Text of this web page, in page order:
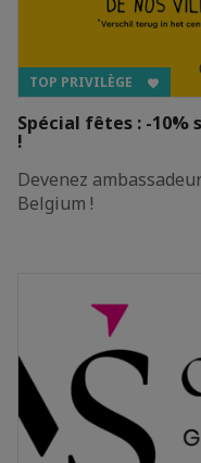
TOP PRIVILÈGE
Spécial fêtes : -
!
Devenez
Belgium !